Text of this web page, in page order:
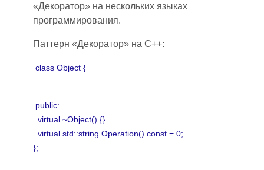
«Декоратор» на нескольких языках
программирования.
Паттерн «Декоратор» на С++:
class Object {
public:
virtual ~Object() {}
virtual std::string Operation() const = 0;
};